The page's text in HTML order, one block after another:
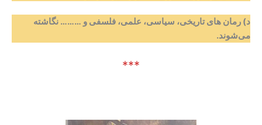
د) رمان های تاریخی، سیاسی، علمی، فلسفی و ……… نگاشته
می‌شوند.
***